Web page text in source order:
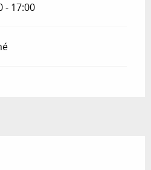
- 17:00